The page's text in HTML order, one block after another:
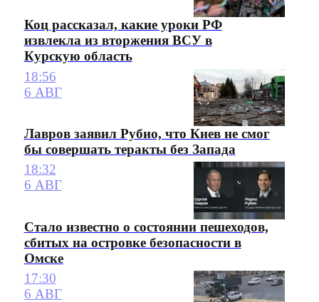
Коц рассказал, какие уроки РФ
извлекла из вторжения ВСУ в
Курскую область
18:56
6 АВГ
Лавров заявил Рубио, что Киев не смог
бы совершать теракты без Запада
18:32
6 АВГ
Стало известно о состоянии пешеходов,
сбитых на островке безопасности в
Омске
17:30
6 АВГ